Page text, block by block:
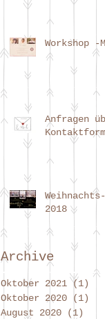
Workshop -
Anfragen
2018
Archive
Oktober 2021 (1)
1
Oktober 2020
(1)
August 2020
(1)
1